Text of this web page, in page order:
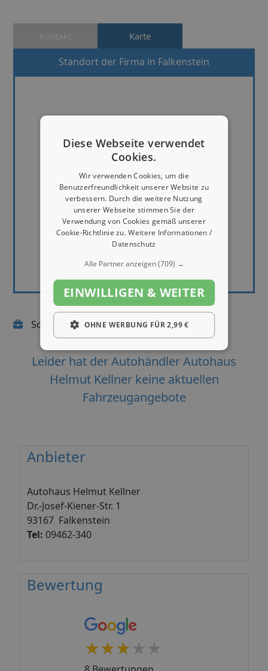
Kontakt Karte
Standort der Firma in Falkenstein
Schwerpunkte:
Leider hat der Autohändler Autohaus
Helmut Kellner keine aktuellen
Fahrzeugangebote
Anbieter
Autohaus Helmut Kellner
Dr.-Josef-Kiener-Str. 1
93167 Falkenstein
Tel: 09462-340
Bewertung
★★★★★
★★★★★
Diese Webseite verwendet
Cookies.
Wir verwenden Cookies, um die
Benutzerfreundlichkeit unserer Website zu
verbessern. Durch die weitere Nutzung
unserer Webseite stimmen Sie der
Verwendung von Cookies gemäß unserer
Cookie-Richtlinie zu.Weitere Informationen /
Datenschutz
Alle Partner anzeigen(709) →
EINWILLIGEN & WEITER
OHNE WERBUNG FÜR 2,99 €